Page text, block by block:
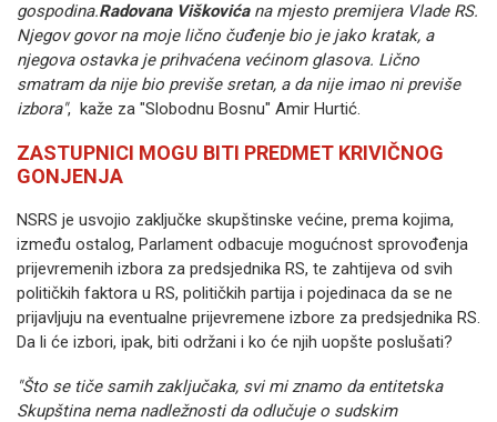
gospodina.Radovana Viškovićana mjesto premijera Vlade RS.
Njegov govor na moje lično čuđenje bio je jako kratak, a
njegova ostavka je prihvaćena većinom glasova. Lično
smatram da nije bio previše sretan, a da nije imao ni previše
izbora", kaže za "Slobodnu Bosnu" Amir Hurtić.
ZASTUPNICI MOGU BITI PREDMET KRIVIČNOG
GONJENJA
NSRS je usvojio zaključke skupštinske većine, prema kojima,
između ostalog, Parlament odbacuje mogućnost sprovođenja
prijevremenih izbora za predsjednika RS, te zahtijeva od svih
političkih faktora u RS, političkih partija i pojedinaca da se ne
prijavljuju na eventualne prijevremene izbore za predsjednika RS.
Da li će izbori, ipak, biti održani i ko će njih uopšte poslušati?
"Što se tiče samih zaključaka, svi mi znamo da entitetska
Skupština nema nadležnosti da odlučuje o sudskim